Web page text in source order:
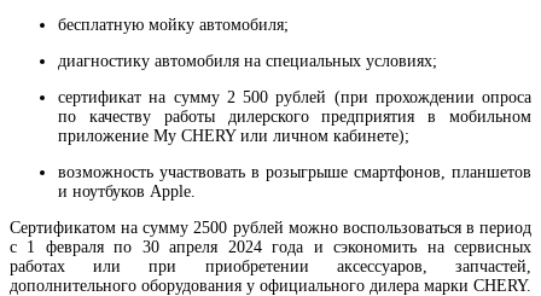
бесплатную мойку автомобиля;
диагностику автомобиля на специальных условиях;
сертификат на сумму 2 500 рублей (при прохождении опроса
по качеству работы дилерского предприятия в мобильном
приложение My CHERY или личном кабинете);
возможность участвовать в розыгрыше смартфонов, планшетов
и ноутбуков Apple.
Сертификатом на сумму 2500 рублей можно воспользоваться в период
с 1 февраля по 30 апреля 2024 года и сэкономить на сервисных
работах или при приобретении аксессуаров, запчастей,
дополнительного оборудования у официального дилера марки CHERY.